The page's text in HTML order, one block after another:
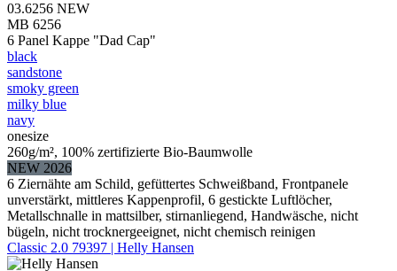
03.6256 NEW
MB 6256
6 Panel Kappe "Dad Cap"
black
sandstone
smoky green
milky blue
navy
onesize
260g/m², 100% zertifizierte Bio-Baumwolle
NEW 2026
6 Ziernähte am Schild, gefüttertes Schweißband, Frontpanele
unverstärkt, mittleres Kappenprofil, 6 gestickte Luftlöcher,
Metallschnalle in mattsilber, stirnanliegend, Handwäsche, nicht
bügeln, nicht trocknergeeignet, nicht chemisch reinigen
Classic 2.0 79397 | Helly Hansen